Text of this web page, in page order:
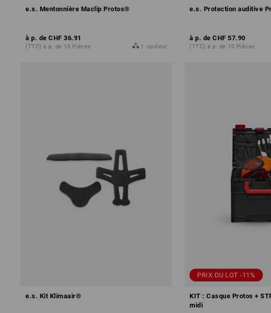
e.s. Mentonnière Maclip Protos®
à p. de CHF 36.91
(TTC) à p. de 10 Pièces 1 couleur
e.s. Protection auditive
à p. de CHF 57.90
(TTC) à p. de 10 Pièces
e.s. Kit Klimaair®
PRIX DU LOT -11%
KIT : Casque Protos +
midi